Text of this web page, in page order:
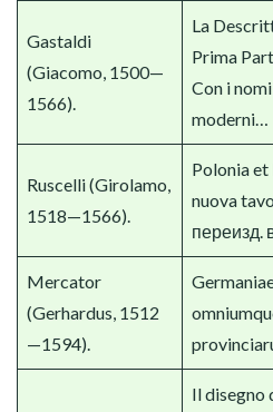
Gastaldi
(Giacomo, 1500—
1566).
La
Prima
Con i
moderni…
Ruscelli (Girolamo,
1518—1566).
Polonia
nuova
переизд.
Mercator
(Gerhardus, 1512
—1594).
Il disegno